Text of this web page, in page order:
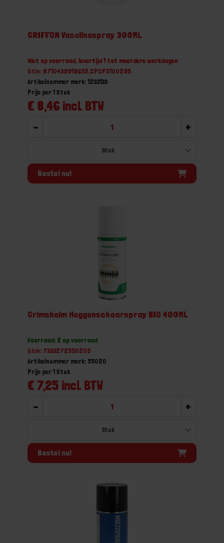
GRIFFON Vaselinespray 300ML
Niet op voorraad, levertijd 1 tot meerdere werkdagen
Gtin: 8710439919652,CPCFS100295
Artikelnummer merk: 1233133
€ 8,46 incl. BTW
Prijs per 1 Stuk
- +
Bestel nu!
Grimsholm Heggenschaarspray BIO 400ML
Voorraad: 2 op voorraad
Gtin: 7333272550205
Artikelnummer merk: 55020
€ 7,25 incl. BTW
Prijs per 1 Stuk
- +
Bestel nu!